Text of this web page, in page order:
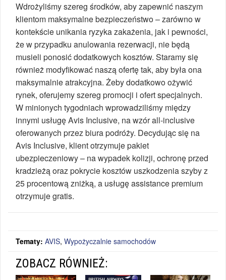
Wdrożyliśmy szereg środków, aby zapewnić naszym
klientom maksymalne bezpieczeństwo – zarówno w
kontekście unikania ryzyka zakażenia, jak i pewności,
że w przypadku anulowania rezerwacji, nie będą
musieli ponosić dodatkowych kosztów. Staramy się
również modyfikować naszą ofertę tak, aby była ona
maksymalnie atrakcyjna. Żeby dodatkowo ożywić
rynek, oferujemy szereg promocji i ofert specjalnych.
W minionych tygodniach wprowadziliśmy między
innymi usługę Avis Inclusive, na wzór all-inclusive
oferowanych przez biura podróży. Decydując się na
Avis Inclusive, klient otrzymuje pakiet
ubezpieczeniowy – na wypadek kolizji, ochronę przed
kradzieżą oraz pokrycie kosztów uszkodzenia szyby z
25 procentową zniżką, a usługę assistance premium
otrzymuje gratis.
Tematy: AVIS, Wypożyczalnie samochodów
ZOBACZ RÓWNIEŻ: